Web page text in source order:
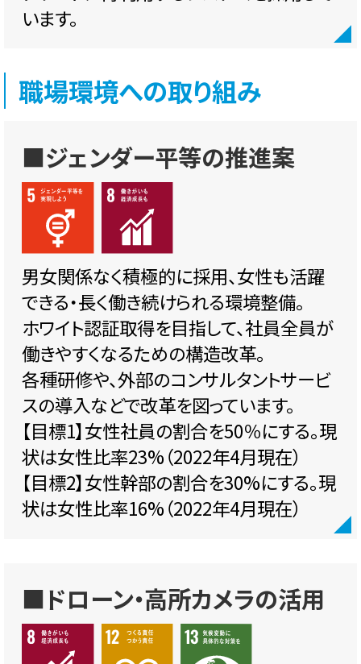
います。
職場環境への取り組み
■ジェンダー平等の推進案
男女関係なく積極的に採用、女性も活躍
できる・長く働き続けられる環境整備。
ホワイト認証取得を目指して、社員全員が
働きやすくなるための構造改革。
各種研修や、外部のコンサルタントサービ
スの導入などで改革を図っています。
【目標1】女性社員の割合を50％にする。現
状は女性比率23%（2022年4月現在）
【目標2】女性幹部の割合を30%にする。現
状は女性比率16%（2022年4月現在）
■ドローン・高所カメラの活用